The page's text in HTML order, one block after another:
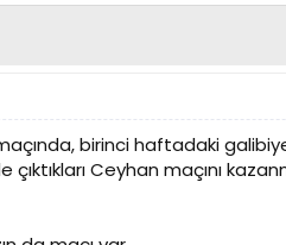
birinci haftadaki
Ceyhan maçını